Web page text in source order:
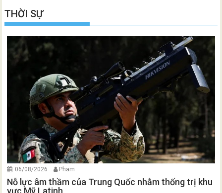
THỜI SỰ
06/08/2026 Pham
Nỗ lực âm thầm của Trung Quốc nhằm thống trị khu
vực Mỹ Latinh